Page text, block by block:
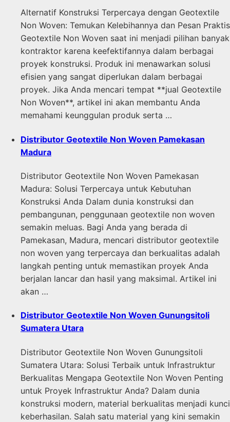
Alternatif Konstruksi Terpercaya dengan Geotextile
Non Woven: Temukan Kelebihannya dan Pesan Praktis
Geotextile Non Woven saat ini menjadi pilihan banyak
kontraktor karena keefektifannya dalam berbagai
proyek konstruksi. Produk ini menawarkan solusi
efisien yang sangat diperlukan dalam berbagai
proyek. Jika Anda mencari tempat **jual Geotextile
Non Woven**, artikel ini akan membantu Anda
memahami keunggulan produk serta …
Distributor Geotextile Non Woven Pamekasan
Madura
Distributor Geotextile Non Woven Pamekasan
Madura: Solusi Terpercaya untuk Kebutuhan
Konstruksi Anda Dalam dunia konstruksi dan
pembangunan, penggunaan geotextile non woven
semakin meluas. Bagi Anda yang berada di
Pamekasan, Madura, mencari distributor geotextile
non woven yang terpercaya dan berkualitas adalah
langkah penting untuk memastikan proyek Anda
berjalan lancar dan hasil yang maksimal. Artikel ini
akan …
Distributor Geotextile Non Woven Gunungsitoli
Sumatera Utara
Distributor Geotextile Non Woven Gunungsitoli
Sumatera Utara: Solusi Terbaik untuk Infrastruktur
Berkualitas Mengapa Geotextile Non Woven Penting
untuk Proyek Infrastruktur Anda? Dalam dunia
konstruksi modern, material berkualitas menjadi kunci
keberhasilan. Salah satu material yang kini semakin